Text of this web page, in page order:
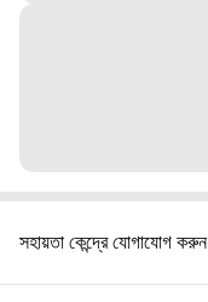
সহায়তা কেন্দ্রে যোগাযোগ করুন